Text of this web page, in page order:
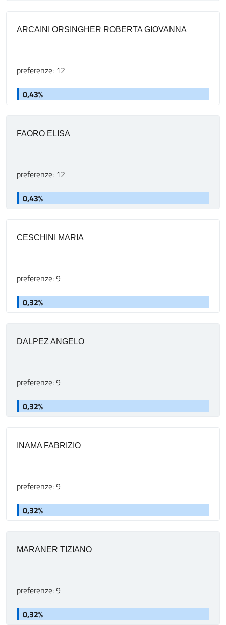
ARCAINI ORSINGHER ROBERTA GIOVANNA
preferenze: 12
0,43%
FAORO ELISA
preferenze: 12
0,43%
CESCHINI MARIA
preferenze: 9
0,32%
DALPEZ ANGELO
preferenze: 9
0,32%
INAMA FABRIZIO
preferenze: 9
0,32%
MARANER TIZIANO
preferenze: 9
0,32%